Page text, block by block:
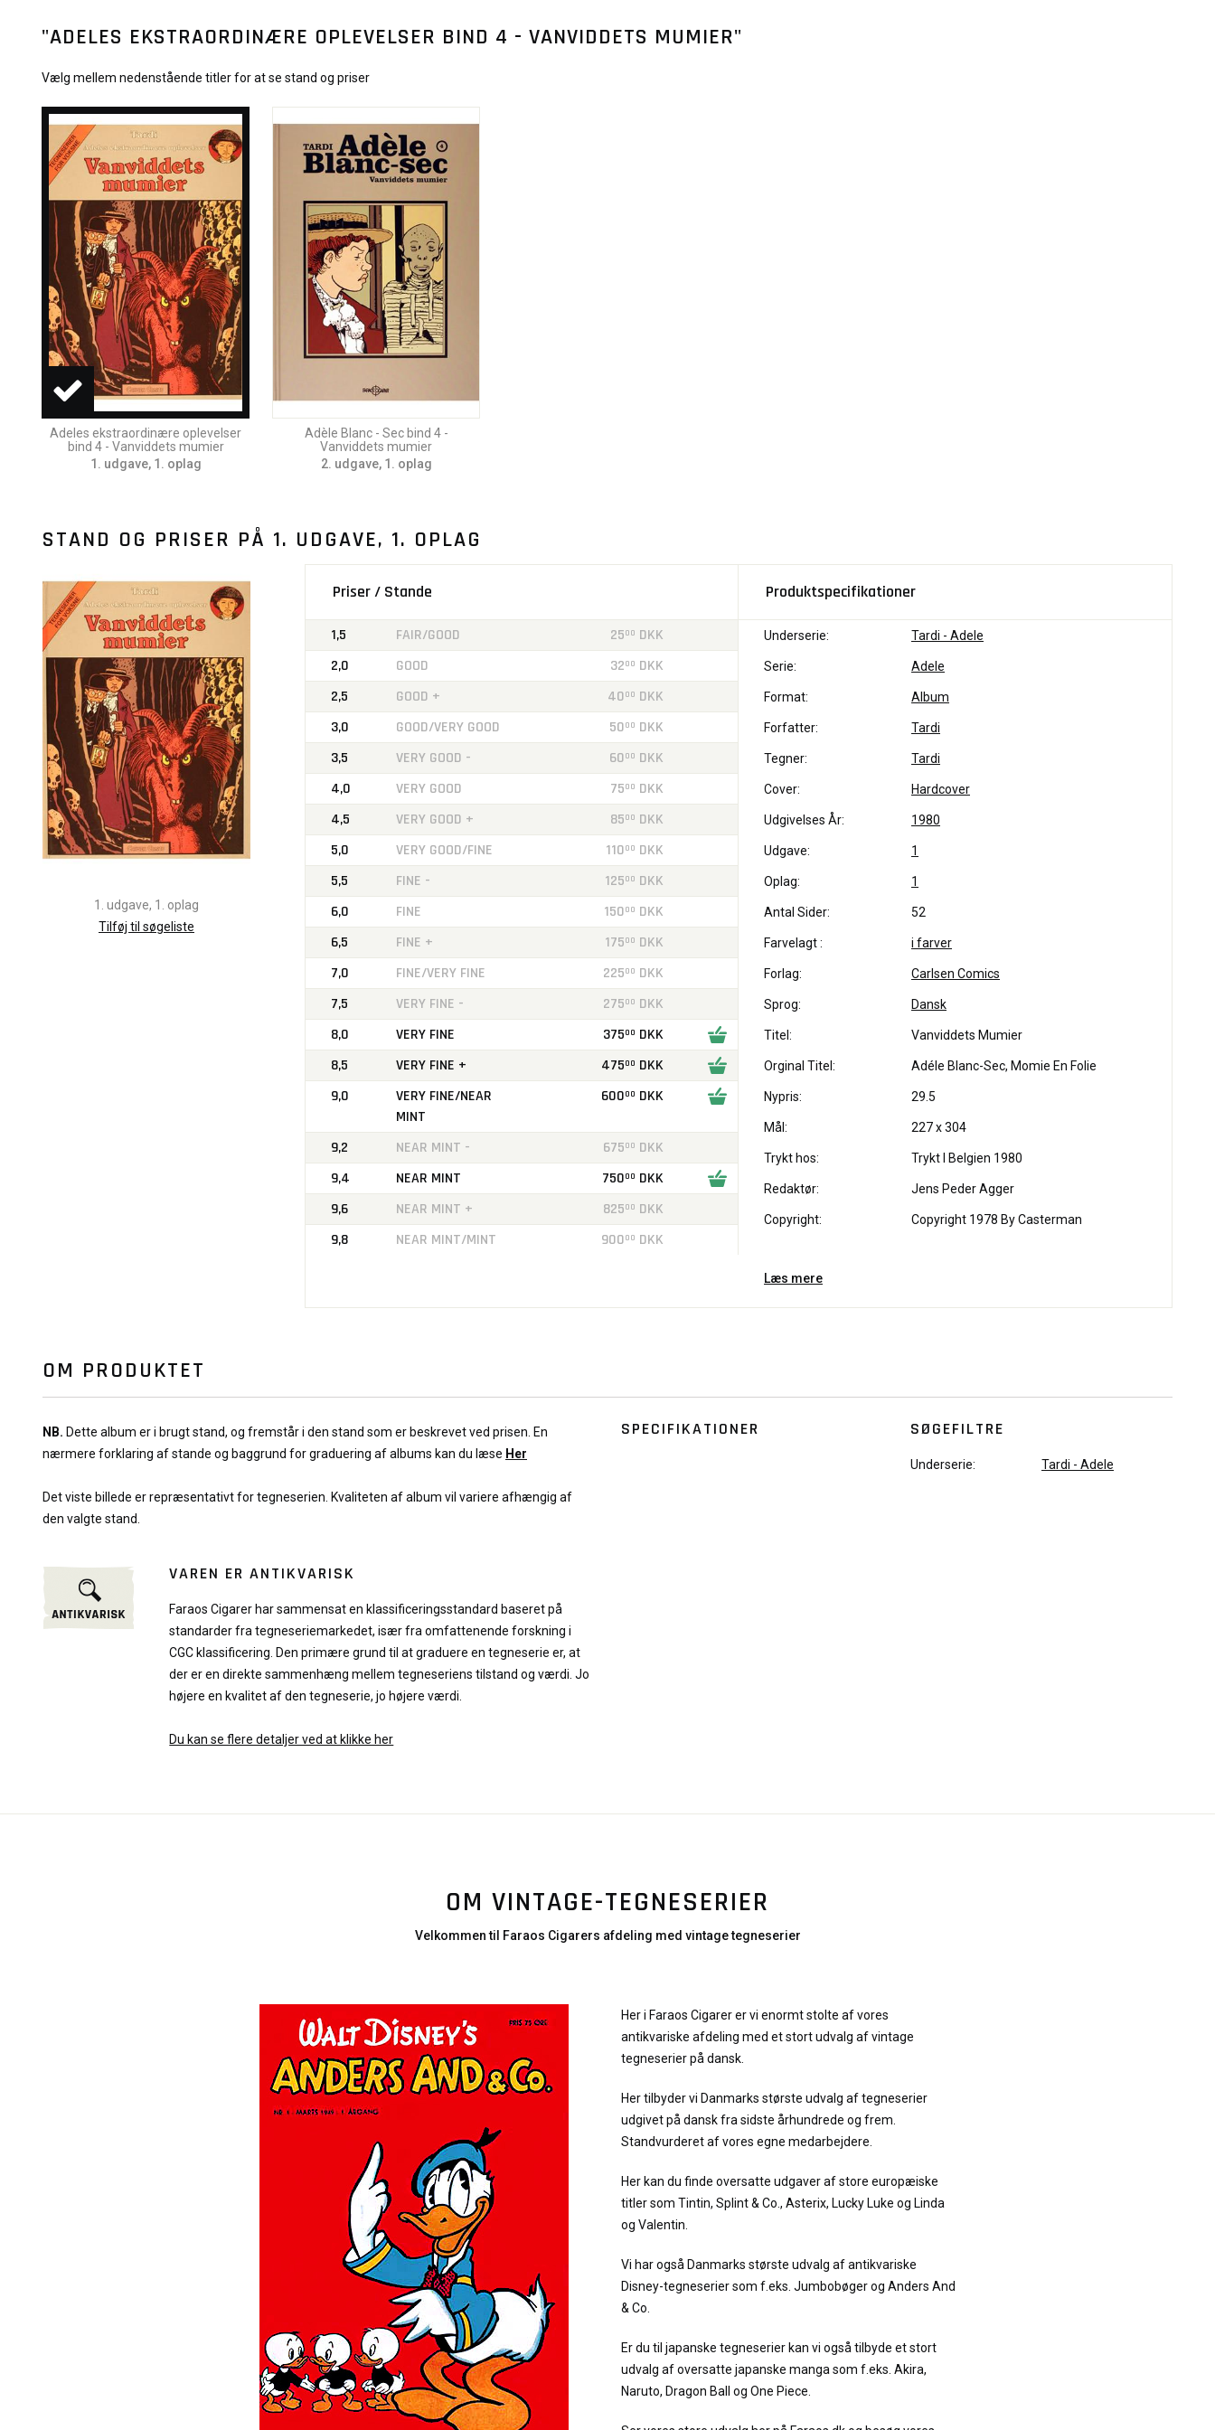
"ADELES EKSTRAORDINÆRE OPLEVELSER BIND 4 - VANVIDDETS MUMIER"
Vælg mellem nedenstående titler for at se stand og priser
Adeles ekstraordinære oplevelser
bind 4 - Vanviddets mumier
1. udgave, 1. oplag
Adèle Blanc - Sec bind 4 -
Vanviddets mumier
2. udgave, 1. oplag
STAND OG PRISER PÅ 1. UDGAVE, 1. OPLAG
1. udgave, 1. oplag
Tilføj til søgeliste
Priser / Stande
1,5 FAIR/GOOD 2500 DKK
2,0
GOOD 3200 DKK
2,5
GOOD + 4000 DKK
3,0
GOOD/VERY GOOD 5000 DKK
3,5
VERY GOOD - 6000 DKK
4,0
VERY GOOD 7500 DKK
4,5
VERY GOOD + 8500 DKK
5,0
VERY GOOD/FINE 11000 DKK
5,5
FINE - 12500 DKK
6,0
FINE 15000 DKK
6,5
FINE + 17500 DKK
7,0
FINE/VERY FINE 22500 DKK
7,5
VERY FINE - 27500 DKK
8,0
VERY FINE 37500 DKK
8,5
VERY FINE + 47500 DKK
9,0
VERY FINE/NEAR
MINT
60000 DKK
9,2 NEAR MINT - 67500 DKK
9,4
NEAR MINT 75000 DKK
9,6
NEAR MINT + 82500 DKK
9,8
NEAR MINT/MINT 90000 DKK
Produktspecifikationer
Underserie: Tardi - Adele
Serie: Adele
Format: Album
Forfatter: Tardi
Tegner: Tardi
Cover: Hardcover
Udgivelses År: 1980
Udgave: 1
Oplag: 1
Antal Sider: 52
Farvelagt : i farver
Forlag: Carlsen Comics
Sprog: Dansk
Titel: Vanviddets Mumier
Orginal Titel: Adéle Blanc-Sec, Momie En Folie
Nypris: 29.5
Mål: 227 x 304
Trykt hos: Trykt I Belgien 1980
Redaktør: Jens Peder Agger
Copyright: Copyright 1978 By Casterman
Læs mere
OM PRODUKTET
NB. Dette album er i brugt stand, og fremstår i den stand som er beskrevet ved prisen. En
nærmere forklaring af stande og baggrund for graduering af albums kan du læse Her
Det viste billede er repræsentativt for tegneserien. Kvaliteten af album vil variere afhængig af
den valgte stand.
VAREN ER ANTIKVARISK
Faraos Cigarer har sammensat en klassificeringsstandard baseret på
standarder fra tegneseriemarkedet, især fra omfattenende forskning i
CGC klassificering. Den primære grund til at graduere en tegneserie er, at
der er en direkte sammenhæng mellem tegneseriens tilstand og værdi. Jo
højere en kvalitet af den tegneserie, jo højere værdi.
Du kan se flere detaljer ved at klikke her
SPECIFIKATIONER SØGEFILTRE
Underserie: Tardi - Adele
OM VINTAGE-TEGNESERIER
Velkommen til Faraos Cigarers afdeling med vintage tegneserier
Her i Faraos Cigarer er vi enormt stolte af vores
antikvariske afdeling med et stort udvalg af vintage
tegneserier på dansk.
Her tilbyder vi Danmarks største udvalg af tegneserier
udgivet på dansk fra sidste århundrede og frem.
Standvurderet af vores egne medarbejdere.
Her kan du finde oversatte udgaver af store europæiske
titler som Tintin, Splint & Co., Asterix, Lucky Luke og Linda
og Valentin.
Vi har også Danmarks største udvalg af antikvariske
Disney-tegneserier som f.eks. Jumbobøger og Anders And
& Co.
Er du til japanske tegneserier kan vi også tilbyde et stort
udvalg af oversatte japanske manga som f.eks. Akira,
Naruto, Dragon Ball og One Piece.